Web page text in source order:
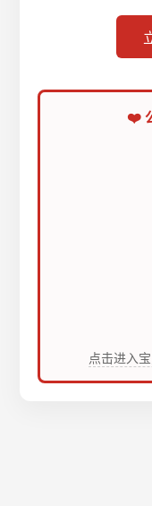
❤️
点击进入